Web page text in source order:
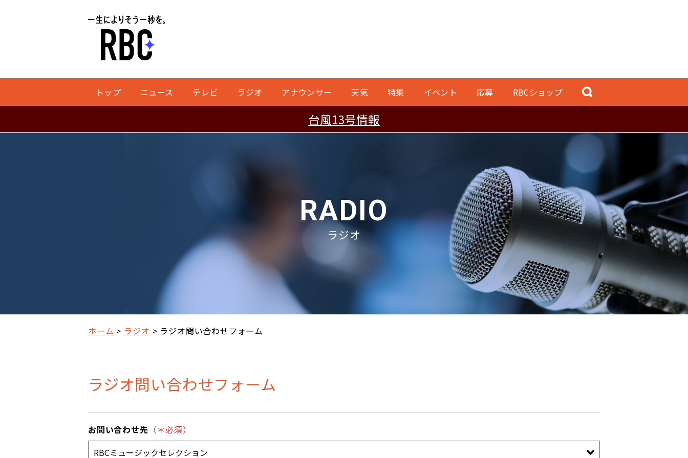
トップ ニュース テレビ ラジオ アナウンサー 天気 特集 イベント 応募 RBCショップ
台風13号情報
RADIO
ラジオ
ホーム ラジオ ラジオ問い合わせフォーム
ラジオ問い合わせフォーム
お問い合わせ先 （＊必須）